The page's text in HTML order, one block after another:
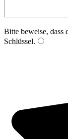
Bitte beweise, dass
Schlüssel.